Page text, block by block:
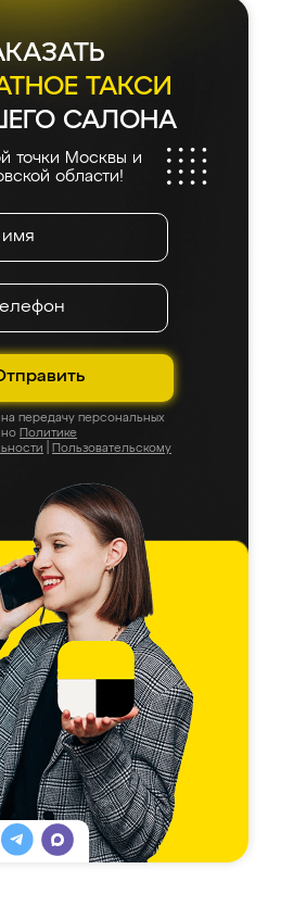
ТАКСИ
САЛОНА
точки Москвы и
области!
передачу персональных
Политике
Пользовательскому